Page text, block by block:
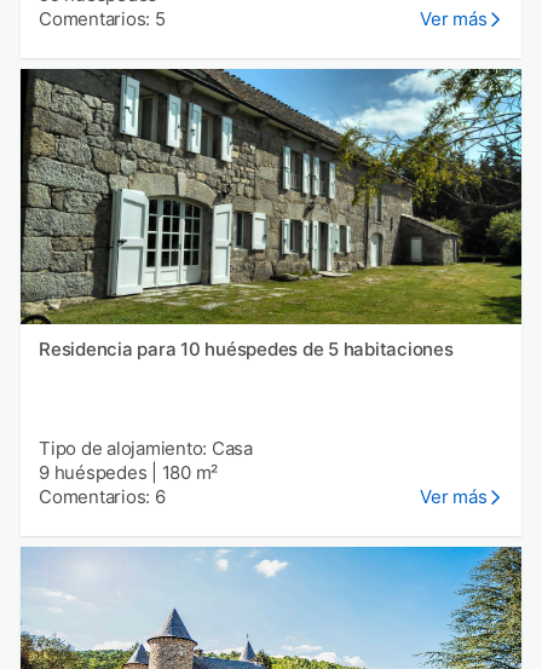
Comentarios: 5
Ver más
Residencia para 10 huéspedes de 5 habitaciones
Tipo de alojamiento: Casa
9 huéspedes
180 m²
Comentarios: 6
Ver más